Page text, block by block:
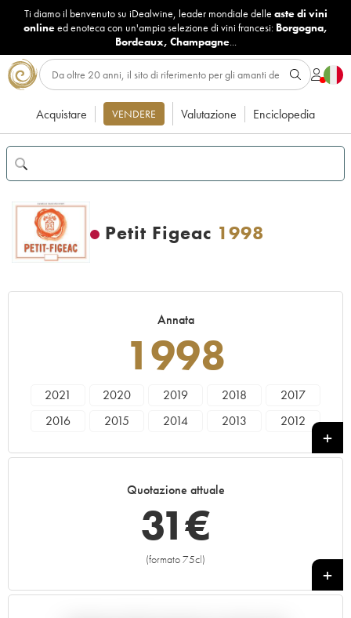
Ti diamo il benvenuto su iDealwine, leader mondiale delle aste di vini
onlineed enoteca con un'ampia selezione di vini francesi: Borgogna,
Bordeaux, Champagne...
Acquistare VENDERE Valutazione Enciclopedia
Petit Figeac 1998
Annata
1998
2021 2020 2019 2018
2017
2016
2015 2014 2013
2012
1996 1994 1990
Quotazione attuale
31€
(formato 75cl)
+